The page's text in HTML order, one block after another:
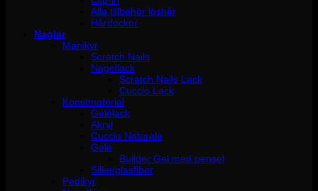
Alla tillbehör löshår
Hårdockor
Naglar
Manikyr
Scratch Nails
Nagellack
Scratch Nails Lack
Cuccio Lack
Konstmaterial
Gelélack
Akryl
Cuccio Naturale
Gelé
Builder Gel med pensel
Silke/glasfiber
Pedikyr